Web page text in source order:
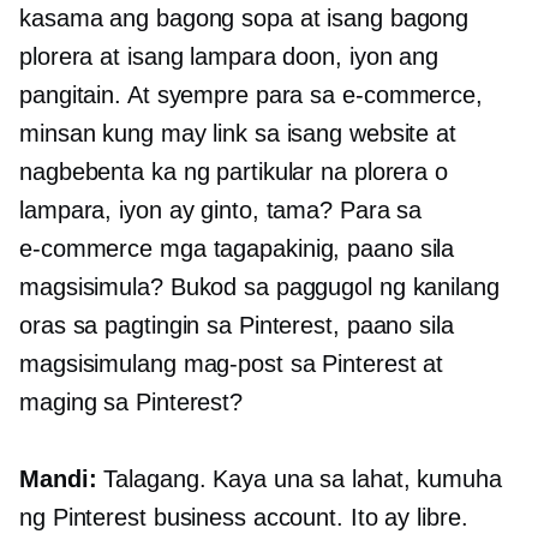
kasama ang bagong sopa at isang bagong
plorera at isang lampara doon, iyon ang
pangitain. At syempre para sa e-commerce,
minsan kung may link sa isang website at
nagbebenta ka ng partikular na plorera o
lampara, iyon ay ginto, tama? Para sa
e-commerce mga tagapakinig, paano sila
magsisimula? Bukod sa paggugol ng kanilang
oras sa pagtingin sa Pinterest, paano sila
magsisimulang mag-post sa Pinterest at
maging sa Pinterest?
Mandi: Talagang. Kaya una sa lahat, kumuha
ng Pinterest business account. Ito ay libre.